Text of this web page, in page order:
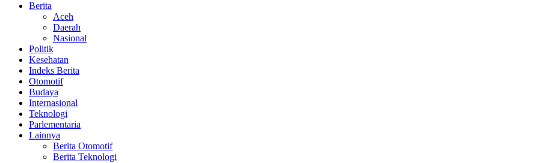
Berita
Aceh
Daerah
Nasional
Politik
Kesehatan
Indeks Berita
Otomotif
Budaya
Internasional
Teknologi
Parlementaria
Lainnya
Berita Otomotif
Berita Teknologi